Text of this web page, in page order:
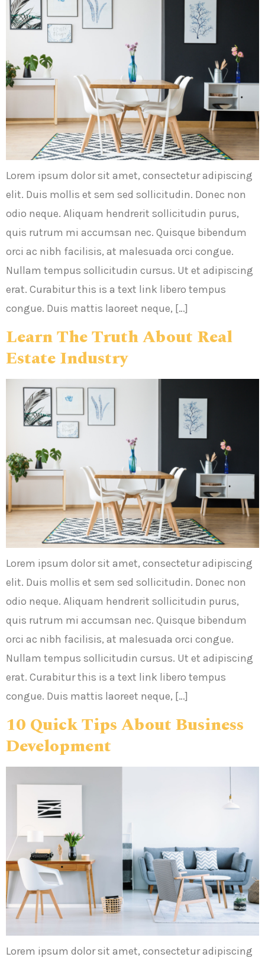
Lorem ipsum dolor sit amet, consectetur adipiscing
elit. Duis mollis et sem sed sollicitudin. Donec non
odio neque. Aliquam hendrerit sollicitudin purus,
quis rutrum mi accumsan nec. Quisque bibendum
orci ac nibh facilisis, at malesuada orci congue.
Nullam tempus sollicitudin cursus. Ut et adipiscing
erat. Curabitur this is a text link libero tempus
congue. Duis mattis laoreet neque, […]
Learn The Truth About Real
Estate Industry
Lorem ipsum dolor sit amet, consectetur adipiscing
elit. Duis mollis et sem sed sollicitudin. Donec non
odio neque. Aliquam hendrerit sollicitudin purus,
quis rutrum mi accumsan nec. Quisque bibendum
orci ac nibh facilisis, at malesuada orci congue.
Nullam tempus sollicitudin cursus. Ut et adipiscing
erat. Curabitur this is a text link libero tempus
congue. Duis mattis laoreet neque, […]
10 Quick Tips About Business
Development
Lorem ipsum dolor sit amet, consectetur adipiscing